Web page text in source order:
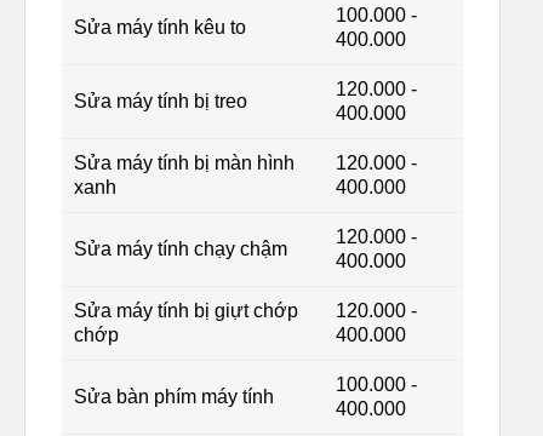
Sửa máy tính kêu to
100.000 -
400.000
Sửa máy tính bị treo
120.000 -
400.000
Sửa máy tính bị màn hình
xanh
120.000 -
400.000
Sửa máy tính chạy chậm
120.000 -
400.000
Sửa máy tính bị giựt chớp
chớp
120.000 -
400.000
Sửa bàn phím máy tính
100.000 -
400.000